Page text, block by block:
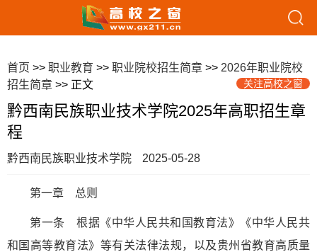
首页 >> 职业教育 >> 职业院校招生简章 >> 2026年职业院校
招生简章 >> 正文 关注高校之窗
黔西南民族职业技术学院2025年高职招生章
程
黔西南民族职业技术学院 2025-05-28
第一章 总则
第一条 根据《中华人民共和国教育法》《中华人民共
和国高等教育法》等有关法律法规，以及贵州省教育高质量